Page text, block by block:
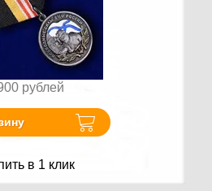
рублей
в 1 клик